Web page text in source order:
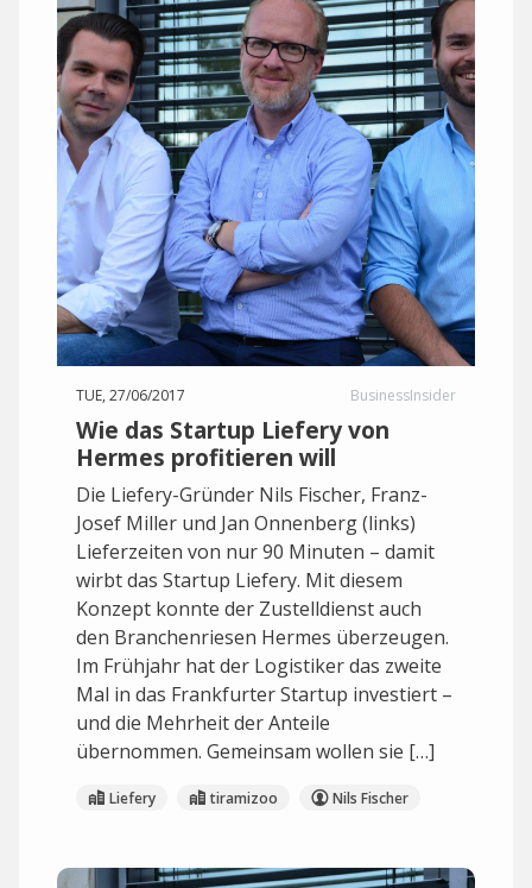
TUE, 27/06/2017 BusinessInsider
Wie das Startup Liefery von
Hermes profitieren will
Die Liefery-Gründer Nils Fischer, Franz-
Josef Miller und Jan Onnenberg (links)
Lieferzeiten von nur 90 Minuten – damit
wirbt das Startup Liefery. Mit diesem
Konzept konnte der Zustelldienst auch
den Branchenriesen Hermes überzeugen.
Im Frühjahr hat der Logistiker das zweite
Mal in das Frankfurter Startup investiert –
und die Mehrheit der Anteile
übernommen. Gemeinsam wollen sie […]
Liefery tiramizoo Nils Fischer